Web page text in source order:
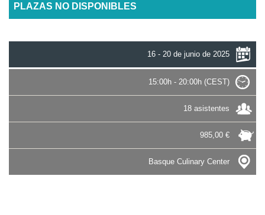
PLAZAS NO DISPONIBLES
16 - 20 de junio de 2025
15:00h - 20:00h (CEST)
18 asistentes
985,00 €
Basque Culinary Center